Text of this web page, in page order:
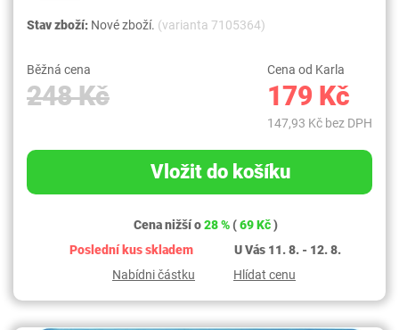
Stav zboží: Nové zboží. (varianta 7105364)
Běžná cena
248 Kč
Cena od Karla
179 Kč
147,93 Kč bez DPH
Vložit do košíku
Cena nižší o28 %(69 Kč)
Poslední kus skladem
U Vás 11. 8. - 12. 8.
Nabídni částku
Hlídat cenu